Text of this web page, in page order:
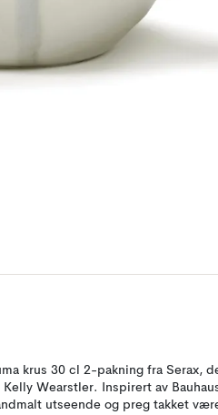
krus 30 cl 2-pakning fra Serax,
Kelly Wearstler. Inspirert av
utseende og preg takket